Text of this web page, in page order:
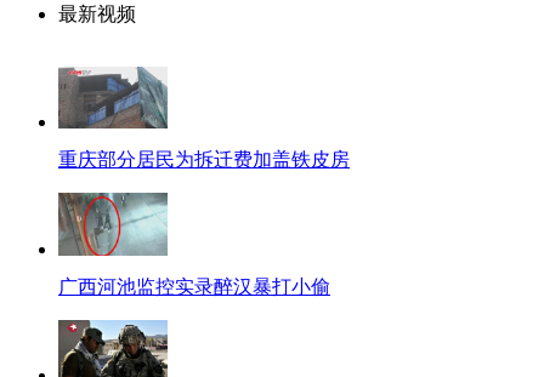
最新视频
重庆部分居民为拆迁费加盖铁皮房
广西河池监控实录醉汉暴打小偷